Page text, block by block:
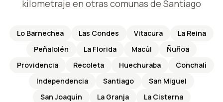
kilometraje en otras comunas de Santiago
Lo Barnechea Las Condes Vitacura
La Reina
Peñalolén
La Florida Macúl
Ñuñoa
Providencia
Recoleta Huechuraba
Conchalí
Independencia
Santiago
San Miguel
San Joaquín
La Granja
La Cisterna